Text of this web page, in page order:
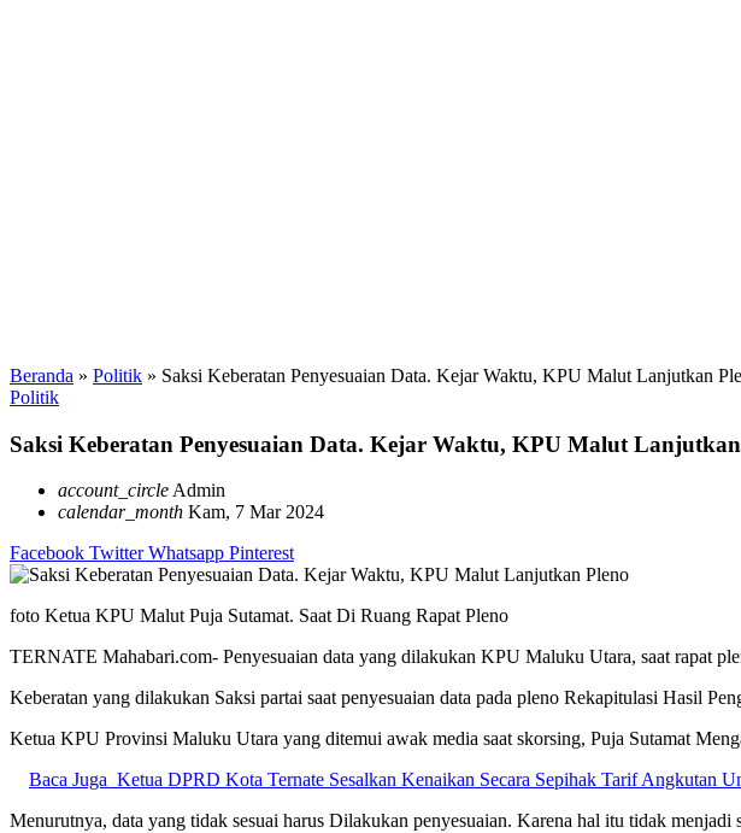
Beranda » Politik » Saksi Keberatan Penyesuaian Data. Kejar Waktu, KPU Malut Lanjutkan
Politik
Saksi Keberatan Penyesuaian Data. Kejar Waktu, KPU Malut
account_circleAdmin
calendar_month Kam, 7 Mar 2024
Facebook Twitter Whatsapp Pinterest
foto Ketua KPU Malut Puja Sutamat. Saat Di Ruang Rapat Pleno
TERNATE Mahabari.com- Penyesuaian data yang dilakukan KPU Maluku Utara, saat rapat
Keberatan yang dilakukan Saksi partai saat penyesuaian data pada pleno Rekapitulasi Hasil
Ketua KPU Provinsi Maluku Utara yang ditemui awak media saat skorsing, Puja Sutamat
Baca Juga Ketua DPRD Kota Ternate Sesalkan Kenaikan Secara Sepihak Tarif Angkutan
Menurutnya, data yang tidak sesuai harus Dilakukan penyesuaian. Karena hal itu tidak